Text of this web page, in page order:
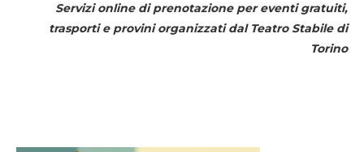
Servizi online di prenotazione per eventi gratuiti,
trasporti e provini organizzati dal Teatro Stabile di
Torino